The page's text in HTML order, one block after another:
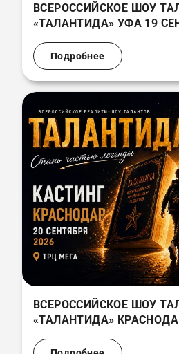
ВСЕРОССИЙСКОЕ ШОУ
«ТАЛАНТИДА» УФА 19
Подробнее
ВСЕРОССИЙСКОЕ ШОУ
«ТАЛАНТИДА»